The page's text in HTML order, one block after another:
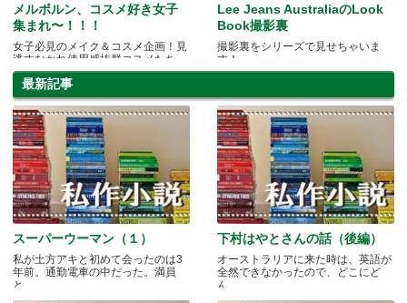
メルボルン、コスメ好き女子
集まれ〜！！！
女子必見のメイク＆コスメ企画！見
逃すなかれ使用感抜群コスメたち。
Lee Jeans AustraliaのLook
Book撮影裏
撮影裏をシリーズで見せちゃいま
す！
最新記事
スーパーウーマン（１）
私が土方アキと初めて会ったのは3
年前。通勤電車の中だった。満員
と.....
下村はやとさんの話（後編）
オーストラリアに来た時は、英語が
全然できなかったので、どこにど
ん.....